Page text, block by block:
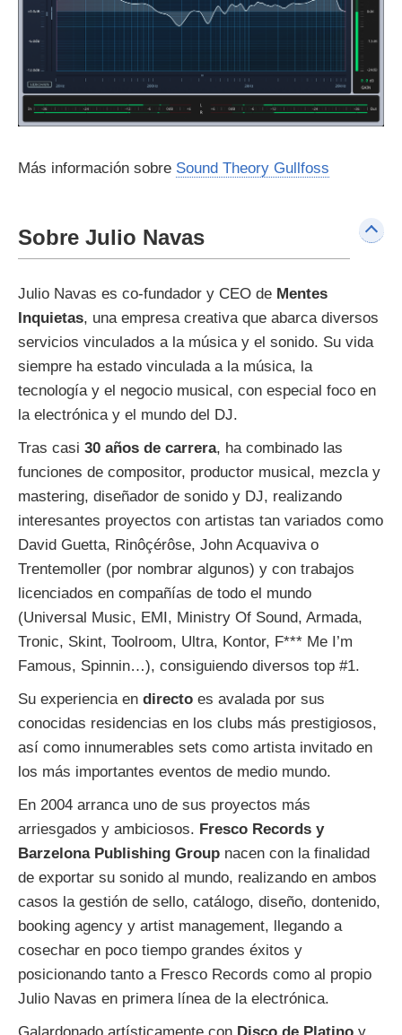
Más información sobre Sound Theory Gullfoss
Sobre Julio Navas
Julio Navas es co-fundador y CEO de Mentes
Inquietas, una empresa creativa que abarca diversos
servicios vinculados a la música y el sonido. Su vida
siempre ha estado vinculada a la música, la
tecnología y el negocio musical, con especial foco en
la electrónica y el mundo del DJ.
Tras casi 30 años de carrera, ha combinado las
funciones de compositor, productor musical, mezcla y
mastering, diseñador de sonido y DJ, realizando
interesantes proyectos con artistas tan variados como
David Guetta, Rinôçérôse, John Acquaviva o
Trentemoller (por nombrar algunos) y con trabajos
licenciados en compañías de todo el mundo
(Universal Music, EMI, Ministry Of Sound, Armada,
Tronic, Skint, Toolroom, Ultra, Kontor, F*** Me I’m
Famous, Spinnin…), consiguiendo diversos top #1.
Su experiencia en directo es avalada por sus
conocidas residencias en los clubs más prestigiosos,
así como innumerables sets como artista invitado en
los más importantes eventos de medio mundo.
En 2004 arranca uno de sus proyectos más
arriesgados y ambiciosos. Fresco Records y
Barzelona Publishing Group nacen con la finalidad
de exportar su sonido al mundo, realizando en ambos
casos la gestión de sello, catálogo, diseño, dontenido,
booking agency y artist management, llegando a
cosechar en poco tiempo grandes éxitos y
posicionando tanto a Fresco Records como al propio
Julio Navas en primera línea de la electrónica.